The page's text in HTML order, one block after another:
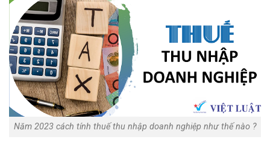
Năm 2023 cách tính thuế thu nhập doanh nghiệp như thế nào ?